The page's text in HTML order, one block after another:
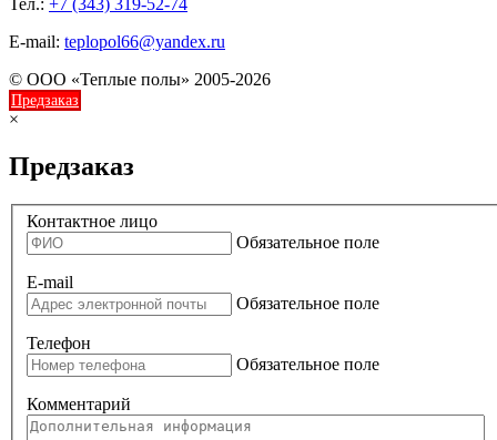
E-mail: teplopol66@yandex.ru
© ООО «Теплые полы» 2005-2026
Предзаказ
×
Предзаказ
Контактное лицо
Обязательное поле
E-mail
Обязательное поле
Телефон
Обязательное поле
Комментарий